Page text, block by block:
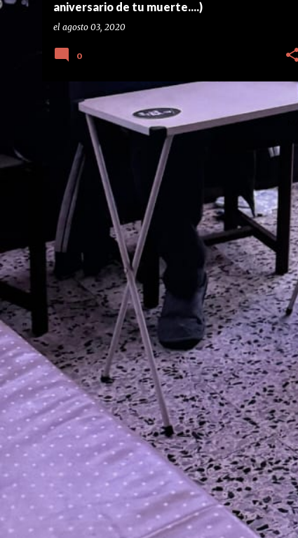
aniversario de tu muerte....)
el agosto 03, 2020
0